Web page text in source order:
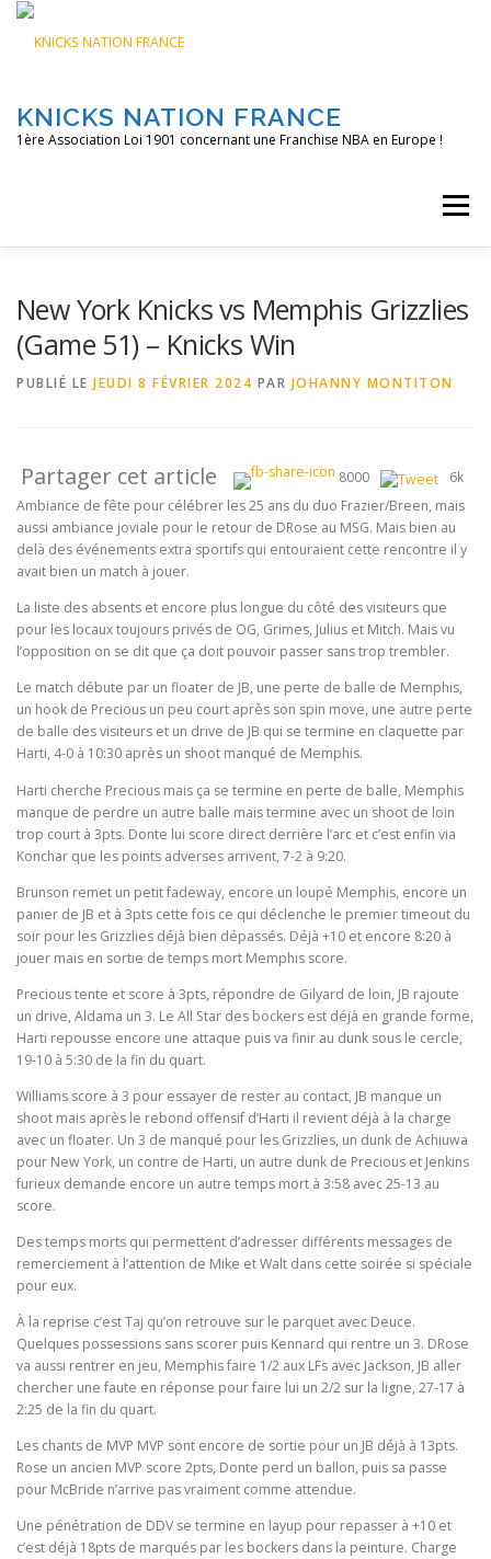
Aller
contenu
KNICKS NATION FRANCE
1ère Association Loi 1901 concernant une Franchise NBA en Europe !
Menu
New York Knicks vs Memphis Grizzlies
(Game 51) – Knicks Win
PUBLIÉ LE JEUDI 8 FÉVRIER 2024 PAR JOHANNY MONTITON
Partager cet article 8000
6k
Ambiance de fête pour célébrer les 25 ans du duo Frazier/Breen, mais
aussi ambiance joviale pour le retour de DRose au MSG. Mais bien au
delà des événements extra sportifs qui entouraient cette rencontre il y
avait bien un match à jouer.
La liste des absents et encore plus longue du côté des visiteurs que
pour les locaux toujours privés de OG, Grimes, Julius et Mitch. Mais vu
l’opposition on se dit que ça doit pouvoir passer sans trop trembler.
Le match débute par un floater de JB, une perte de balle de Memphis,
un hook de Precious un peu court après son spin move, une autre perte
de balle des visiteurs et un drive de JB qui se termine en claquette par
Harti, 4-0 à 10:30 après un shoot manqué de Memphis.
Harti cherche Precious mais ça se termine en perte de balle, Memphis
manque de perdre un autre balle mais termine avec un shoot de loin
trop court à 3pts. Donte lui score direct derrière l’arc et c’est enfin via
Konchar que les points adverses arrivent, 7-2 à 9:20.
Brunson remet un petit fadeway, encore un loupé Memphis, encore un
panier de JB et à 3pts cette fois ce qui déclenche le premier timeout du
soir pour les Grizzlies déjà bien dépassés. Déjà +10 et encore 8:20 à
jouer mais en sortie de temps mort Memphis score.
Precious tente et score à 3pts, répondre de Gilyard de loin, JB rajoute
un drive, Aldama un 3. Le All Star des bockers est déjà en grande forme,
Harti repousse encore une attaque puis va finir au dunk sous le cercle,
19-10 à 5:30 de la fin du quart.
Williams score à 3 pour essayer de rester au contact, JB manque un
shoot mais après le rebond offensif d’Harti il revient déjà à la charge
avec un floater. Un 3 de manqué pour les Grizzlies, un dunk de Achiuwa
pour New York, un contre de Harti, un autre dunk de Precious et Jenkins
furieux demande encore un autre temps mort à 3:58 avec 25-13 au
score.
Des temps morts qui permettent d’adresser différents messages de
remerciement à l’attention de Mike et Walt dans cette soirée si spéciale
pour eux.
À la reprise c’est Taj qu’on retrouve sur le parquet avec Deuce.
Quelques possessions sans scorer puis Kennard qui rentre un 3. DRose
va aussi rentrer en jeu, Memphis faire 1/2 aux LFs avec Jackson, JB aller
chercher une faute en réponse pour faire lui un 2/2 sur la ligne, 27-17 à
2:25 de la fin du quart.
Les chants de MVP MVP sont encore de sortie pour un JB déjà à 13pts.
Rose un ancien MVP score 2pts, Donte perd un ballon, puis sa passe
pour McBride n’arrive pas vraiment comme attendue.
Une pénétration de DDV se termine en layup pour repasser à +10 et
c’est déjà 18pts de marqués par les bockers dans la peinture. Charge